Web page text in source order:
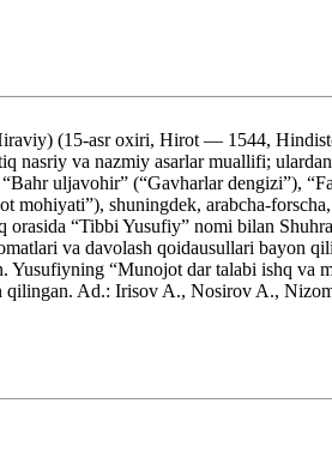
(15-asr oxiri, Hirot — 1544,
nasriy va nazmiy asarlar muallifi;
uljavohir” (“Gavharlar dengizi”),
mohiyati”), shuningdek, arabcha-
“Tibbi Yusufiy” nomi bilan
va davolash qoidausullari
“Munojot dar talabi ishq
qilingan. Ad.: Irisov A., Nosirov A.,